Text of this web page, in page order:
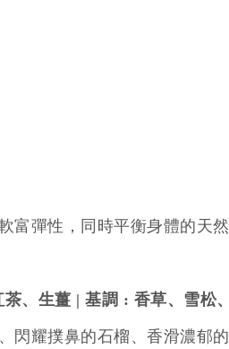
彈性，同時平衡身體的天然
、生薑 | 基調 : 香草、雪松
閃耀撲鼻的石榴、香滑濃郁